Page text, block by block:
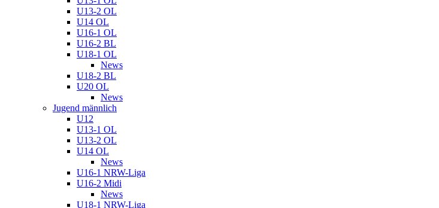
U13-2 OL
U14 OL
U16-1 OL
U16-2 BL
U18-1 OL
News
U18-2 BL
U20 OL
News
Jugend männlich
U12
U13-1 OL
U13-2 OL
U14 OL
News
U16-1 NRW-Liga
U16-2 Midi
News
U18-1 NRW-Liga